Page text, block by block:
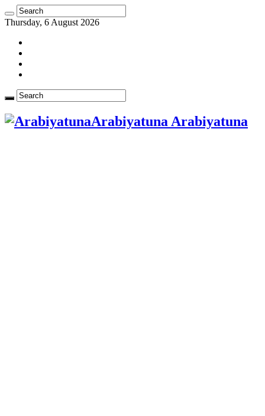
Thursday, 6 August 2026
Arabiyatuna Arabiyatuna